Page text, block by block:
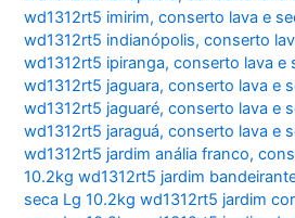
wd1312rt5 imirim,conserto lava e
wd1312rt5 indianópolis,conserto
wd1312rt5 ipiranga,conserto lava e
wd1312rt5 jaguara,conserto lava e
wd1312rt5 jaguaré,conserto lava e
wd1312rt5 jaraguá,conserto lava e
wd1312rt5 jardim anália franco,
10.2kg wd1312rt5 jardim
seca Lg 10.2kg wd1312rt5 jardim